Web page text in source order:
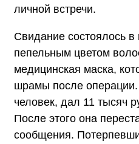
личной встречи.
Свидание состоялось в
пепельным цветом
медицинская маска,
шрамы после
человек, дал 11 тысяч
После этого она
сообщения.